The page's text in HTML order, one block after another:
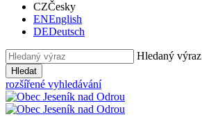
CZČesky
ENEnglish
DEDeutsch
Hledaný výraz
Hledat
rozšířené vyhledávání